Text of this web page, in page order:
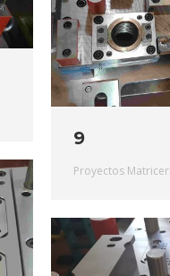
9
Proyectos